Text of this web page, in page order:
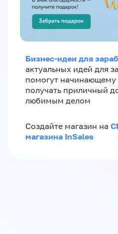
Бизнес-идеи для
актуальных идей для
помогут начинающему
получать приличный
любимым делом
Создайте магазин на
магазина InSales